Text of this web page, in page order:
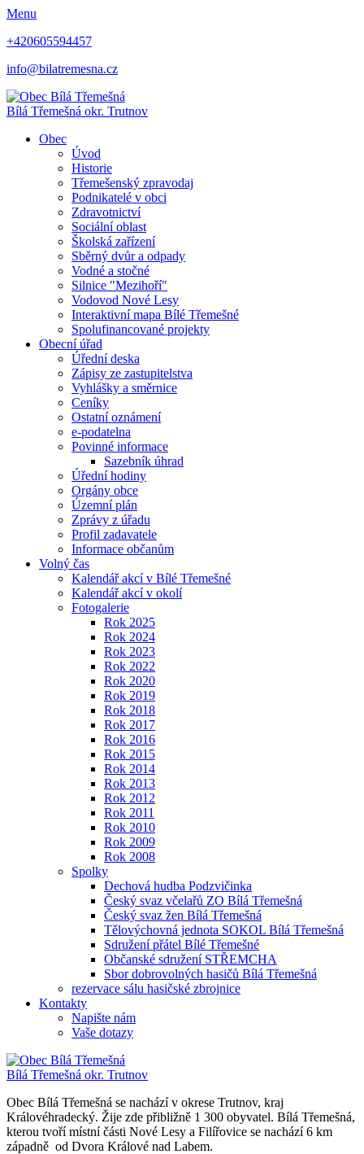
Menu
+420605594457
info@bilatremesna.cz
Bílá Třemešná okr. Trutnov
Obec
Úvod
Historie
Třemešenský zpravodaj
Podnikatelé v obci
Zdravotnictví
Sociální oblast
Školská zařízení
Sběrný dvůr a odpady
Vodné a stočné
Silnice "Mezihoří"
Vodovod Nové Lesy
Interaktivní mapa Bílé Třemešné
Spolufinancované projekty
Obecní úřad
Úřední deska
Zápisy ze zastupitelstva
Vyhlášky a směrnice
Ceníky
Ostatní oznámení
e-podatelna
Povinné informace
Sazebník úhrad
Úřední hodiny
Orgány obce
Územní plán
Zprávy z úřadu
Profil zadavatele
Informace občanům
Volný čas
Kalendář akcí v Bílé Třemešné
Kalendář akcí v okolí
Fotogalerie
Rok 2025
Rok 2024
Rok 2023
Rok 2022
Rok 2020
Rok 2019
Rok 2018
Rok 2017
Rok 2016
Rok 2015
Rok 2014
Rok 2013
Rok 2012
Rok 2011
Rok 2010
Rok 2009
Rok 2008
Spolky
Dechová hudba Podzvičinka
Český svaz včelařů ZO Bílá Třemešná
Český svaz žen Bílá Třemešná
Tělovýchovná jednota SOKOL Bílá Třemešná
Sdružení přátel Bílé Třemešné
Občanské sdružení STŘEMCHA
Sbor dobrovolných hasičů Bílá Třemešná
rezervace sálu hasičské zbrojnice
Kontakty
Napište nám
Vaše dotazy
Bílá Třemešná okr. Trutnov
Obec Bílá Třemešná se nachází v okrese Trutnov, kraj
Královéhradecký. Žije zde přibližně 1 300 obyvatel. Bílá Třemešná,
kterou tvoří místní části Nové Lesy a Filířovice se nachází 6 km
západně od Dvora Králové nad Labem.